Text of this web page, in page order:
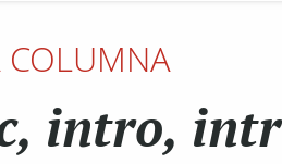
COLUMNA
intro,